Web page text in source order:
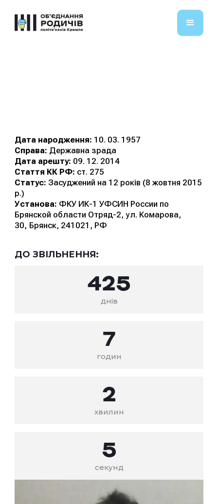
Дата народження: 10. 03. 1957
Справа: Державна зрада
Дата арешту: 09. 12. 2014
Стаття КК РФ: ст. 275
Статус: Засуджений на 12 років (8 жовтня 2015
р.)
Установа: ФКУ ИК-1 УФСИН России по
Брянской области Отряд-2, ул. Комарова,
30, Брянск, 241021, РФ
ДО ЗВІЛЬНЕННЯ:
425
днів
7
годин
2
хвилин
4
секунд